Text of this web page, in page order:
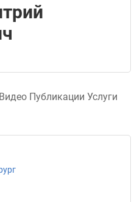
Видео Публикации Услуги